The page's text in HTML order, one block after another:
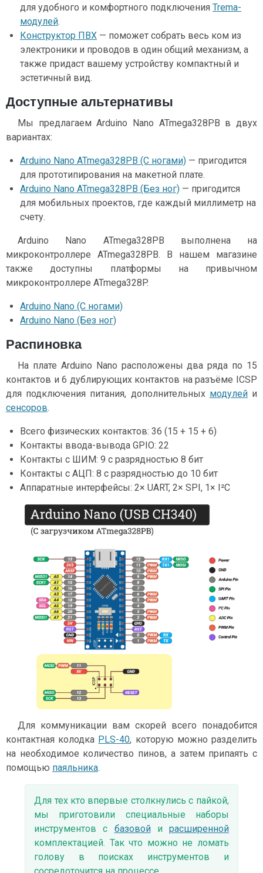
для удобного и комфортного подключения Trema-
модулей.
Конструктор ПВХ — поможет собрать весь ком из
электроники и проводов в один общий механизм, а
также придаст вашему устройству компактный и
эстетичный вид.
Доступные альтернативы
Мы предлагаем Arduino Nano ATmega328PB в двух
вариантах:
Arduino Nano ATmega328PB (С ногами) — пригодится
для прототипирования на макетной плате.
Arduino Nano ATmega328PB (Без ног) — пригодится
для мобильных проектов, где каждый миллиметр на
счету.
Arduino Nano ATmega328PB выполнена на
микроконтроллере ATmega328PB. В нашем магазине
также доступны платформы на привычном
микроконтроллере ATmega328P.
Arduino Nano (С ногами)
Arduino Nano (Без ног)
Распиновка
На плате Arduino Nano расположены два ряда по 15
контактов и 6 дублирующих контактов на разъёме ICSP
для подключения питания, дополнительных модулейи
сенсоров.
Всего физических контактов: 36 (15 + 15 + 6)
Контакты ввода-вывода GPIO: 22
Контакты с ШИМ: 9 с разрядностью 8 бит
Контакты с АЦП: 8 с разрядностью до 10 бит
Аппаратные интерфейсы: 2× UART, 2× SPI, 1× I²C
Для коммуникации вам скорей всего понадобится
контактная колодка PLS-40, которую можно разделить
на необходимое количество пинов, а затем припаять с
помощью паяльника.
Для тех кто впервые столкнулись с пайкой,
мы приготовили специальные наборы
инструментов c базовойи расширенной
комплектацией. Так что можно не ломать
голову в поисках инструментов и